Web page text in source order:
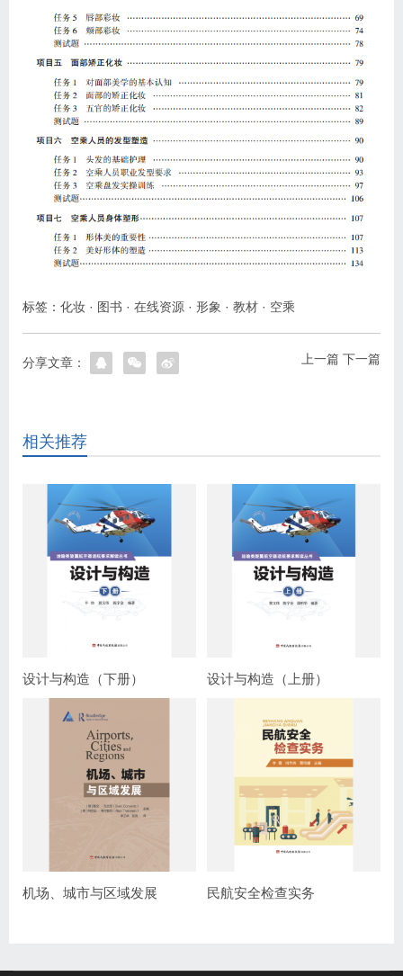
标签： 化妆 · 图书 · 在线资源 · 形象 · 教材 · 空乘
上一篇 下一篇
分享文章：
相关推荐
设计与构造（下册） 设计与构造（上册）
机场、城市与区域发展 民航安全检查实务